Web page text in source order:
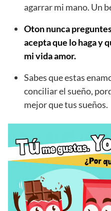
agarrar mi mano. Un
Oton nunca
acepta que lo haga y
mi vida amor.
Sabes que estas
conciliar el sueño,
mejor que tus sueños.